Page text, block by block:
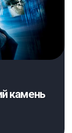
камень